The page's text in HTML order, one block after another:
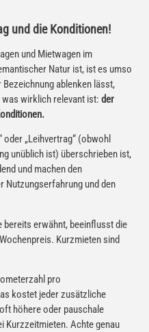
und die Konditionen!
und Mietwagen im
Natur ist, ist es umso
ablenken lässt,
wirklich relevant ist: der
„Leihvertrag“ (obwohl
unüblich ist) überschrieben ist,
und machen den
Nutzungserfahrung und den
bereits erwähnt, beeinflusst die
Kurzmieten sind
pro
kostet jeder zusätzliche
höhere oder pauschale
Kurzzeitmieten. Achte genau